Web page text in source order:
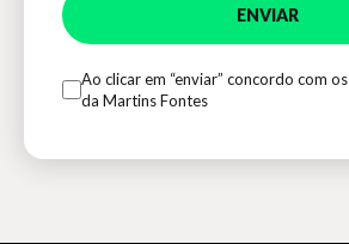
ENVIAR
Ao clicar em “enviar” concordo com os
da Martins Fontes